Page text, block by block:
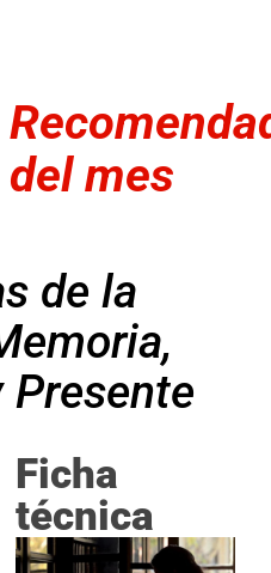
del mes
de la
Presente
Ficha
técnica